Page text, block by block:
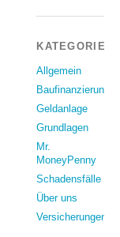
KATEGORIEN
Allgemein
Baufinanzierung
Geldanlage
Grundlagen
Mr.
MoneyPenny
Schadensfälle
Über uns
Versicherungen